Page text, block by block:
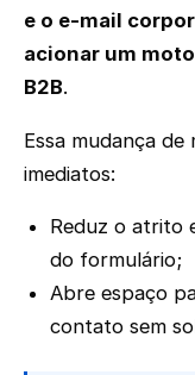
e o e-mail
acionar um
B2B.
Essa mudança
imediatos:
Reduz o atrito
do formulário;
Abre espaço
contato sem